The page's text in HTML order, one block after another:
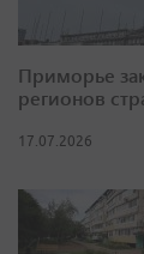
Приморье
регионов
17.07.2026